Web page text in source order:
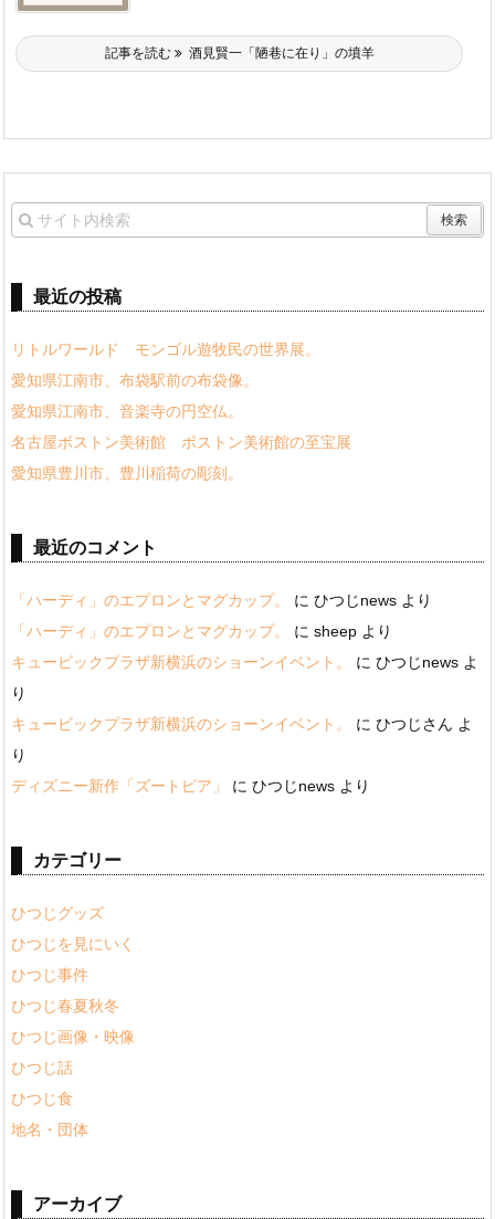
記事を読む 酒見賢一「陋巷に在り」の墳羊
最近の投稿
リトルワールド モンゴル遊牧民の世界展。
愛知県江南市、布袋駅前の布袋像。
愛知県江南市、音楽寺の円空仏。
名古屋ボストン美術館 ボストン美術館の至宝展
愛知県豊川市、豊川稲荷の彫刻。
最近のコメント
「ハーディ」のエプロンとマグカップ。 に ひつじnews より
「ハーディ」のエプロンとマグカップ。
に sheep より
キュービックプラザ新横浜のショーンイベント。
に ひつじnews よ
り
キュービックプラザ新横浜のショーンイベント。
に ひつじさん よ
り
ディズニー新作「ズートピア」
に ひつじnews より
カテゴリー
ひつじグッズ
ひつじを見にいく
ひつじ事件
ひつじ春夏秋冬
ひつじ画像・映像
ひつじ話
ひつじ食
地名・団体
アーカイブ